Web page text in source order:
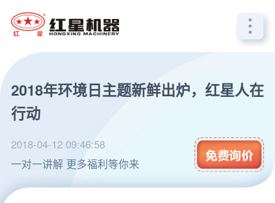
2018年环境日主题新鲜出炉，红星人在
行动
2018-04-12 09:46:58
一对一讲解 更多福利等你来